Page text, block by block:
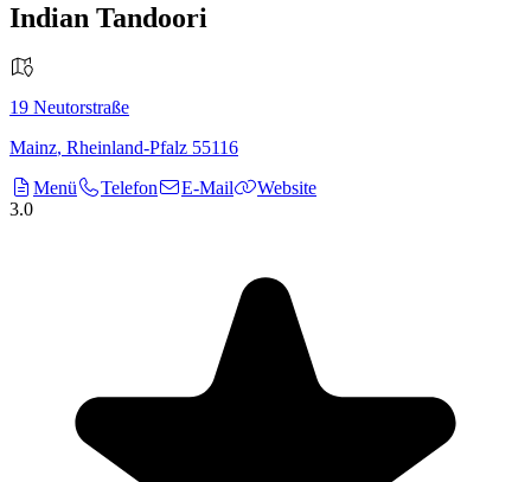
Indian Tandoori
19 Neutorstraße
Mainz, Rheinland-Pfalz 55116
Menü
Telefon E-Mail
Website
3.0